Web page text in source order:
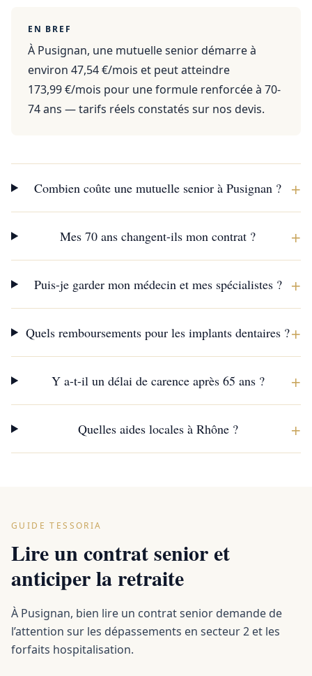
EN BREF
À Pusignan, une mutuelle senior démarre à
environ 47,54 €/mois et peut atteindre
173,99 €/mois pour une formule renforcée à 70-
74 ans — tarifs réels constatés sur nos devis.
Combien coûte une mutuelle senior à Pusignan ? +
Mes 70 ans changent-ils mon contrat ? +
Puis-je garder mon médecin et mes spécialistes ? +
Quels remboursements pour les implants dentaires ?+
Y a-t-il un délai de carence après 65 ans ? +
Quelles aides locales à Rhône ? +
GUIDE TESSORIA
Lire un contrat senior et
anticiper la retraite
À Pusignan, bien lire un contrat senior demande de
l’attention sur les dépassements en secteur 2 et les
forfaits hospitalisation.